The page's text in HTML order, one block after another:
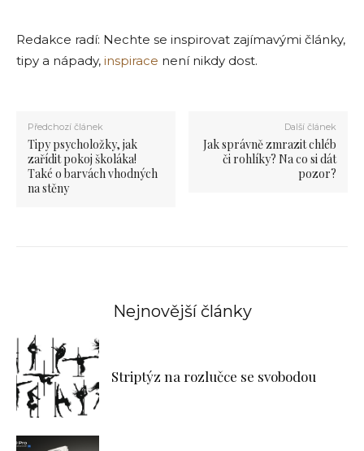
Redakce radí: Nechte se inspirovat zajímavými články,
tipy a nápady, inspirace není nikdy dost.
Předchozí článek
Tipy psycholožky, jak
zařídit pokoj školáka!
Také o barvách vhodných
na stěny
Další článek
Jak správně zmrazit chléb
či rohlíky? Na co si dát
pozor?
Nejnovější články
Striptýz na rozlučce se svobodou